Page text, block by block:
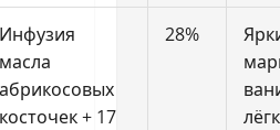
Инфузия
масла
абрикосовых
косточек + 17
28%